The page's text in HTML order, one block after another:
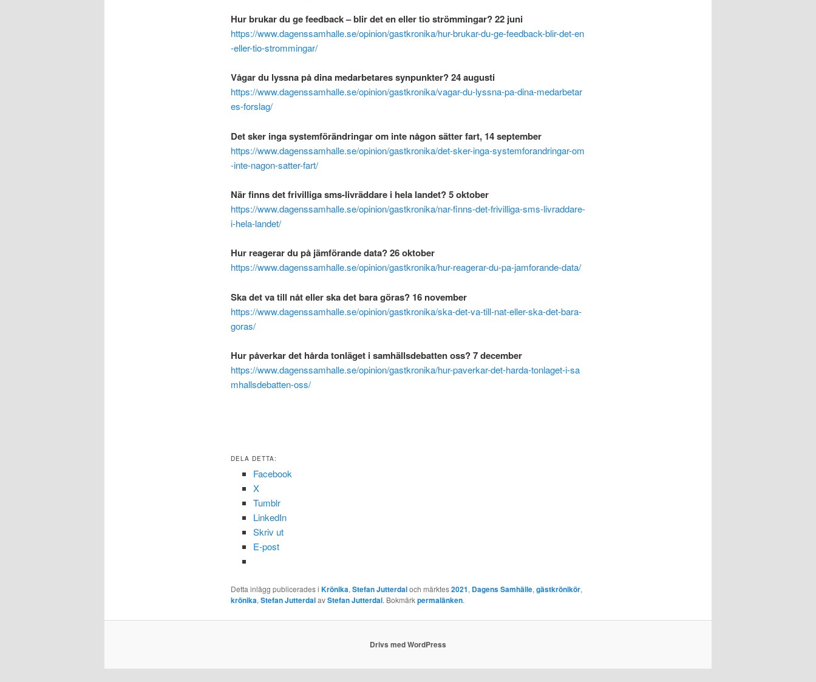
Hur brukar du ge feedback – blir det en eller tio strömmingar? 22 juni
https://www.dagenssamhalle.se/opinion/gastkronika/hur-brukar-du-ge-feedback-blir-det-en
-eller-tio-strommingar/
Vågar du lyssna på dina medarbetares synpunkter? 24 augusti
https://www.dagenssamhalle.se/opinion/gastkronika/vagar-du-lyssna-pa-dina-medarbetar
es-forslag/
Det sker inga systemförändringar om inte någon sätter fart, 14 september
https://www.dagenssamhalle.se/opinion/gastkronika/det-sker-inga-systemforandringar-om
-inte-nagon-satter-fart/
När finns det frivilliga sms-livräddare i hela landet? 5 oktober
https://www.dagenssamhalle.se/opinion/gastkronika/nar-finns-det-frivilliga-sms-livraddare-
i-hela-landet/
Hur reagerar du på jämförande data? 26 oktober
https://www.dagenssamhalle.se/opinion/gastkronika/hur-reagerar-du-pa-jamforande-data/
Ska det va till nåt eller ska det bara göras? 16 november
https://www.dagenssamhalle.se/opinion/gastkronika/ska-det-va-till-nat-eller-ska-det-bara-
goras/
Hur påverkar det hårda tonläget i samhällsdebattenoss? 7 december
https://www.dagenssamhalle.se/opinion/gastkronika/hur-paverkar-det-harda-tonlaget-i-sa
mhallsdebatten-oss/
DELA DETTA:
Facebook
X
Tumblr
LinkedIn
Skriv ut
E-post
Detta inlägg publicerades i Krönika, Stefan Jutterdaloch märktes2021, Dagens Samhälle, gästkrönikör,
krönika, Stefan JutterdalavStefan Jutterdal. Bokmärkpermalänken.
Drivs med WordPress